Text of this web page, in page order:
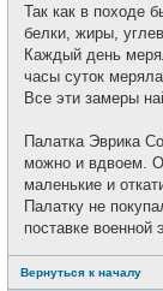
Так как в походе
белки, жиры,
Каждый день
часы суток
Все эти замеры
Палатка Эврика
можно и вдвоем.
маленькие и
Палатку не
поставке
Вернуться к началу